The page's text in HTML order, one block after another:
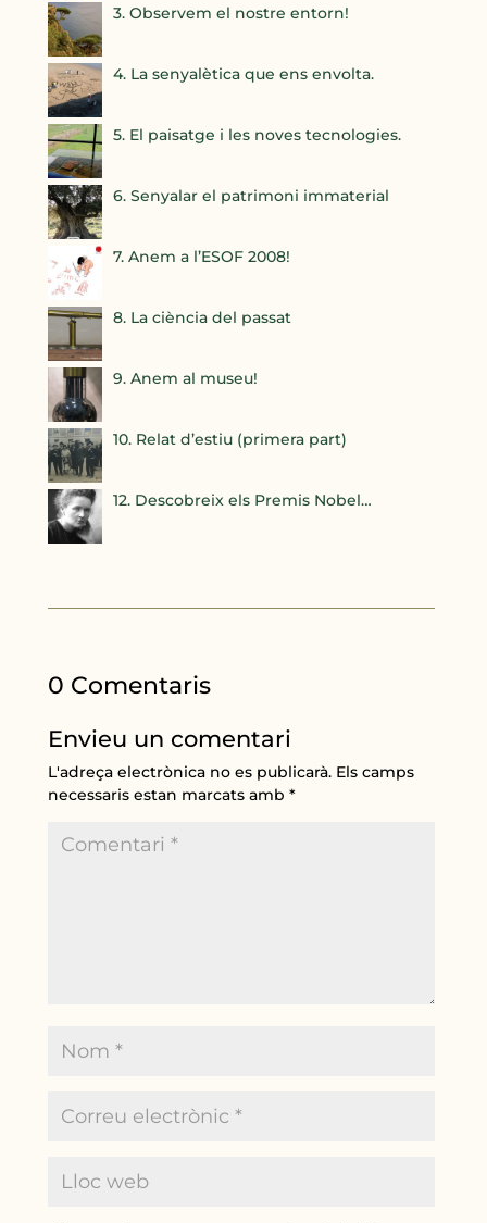
3. Observem el nostre entorn!
4. La senyalètica que ens envolta.
5. El paisatge i les noves tecnologies.
6. Senyalar el patrimoni immaterial
7. Anem a l’ESOF 2008!
8. La ciència del passat
9. Anem al museu!
10. Relat d’estiu (primera part)
12. Descobreix els Premis Nobel…
0 Comentaris
Envieu un comentari
L'adreça electrònica no es publicarà. Els camps
necessaris estan marcats amb*